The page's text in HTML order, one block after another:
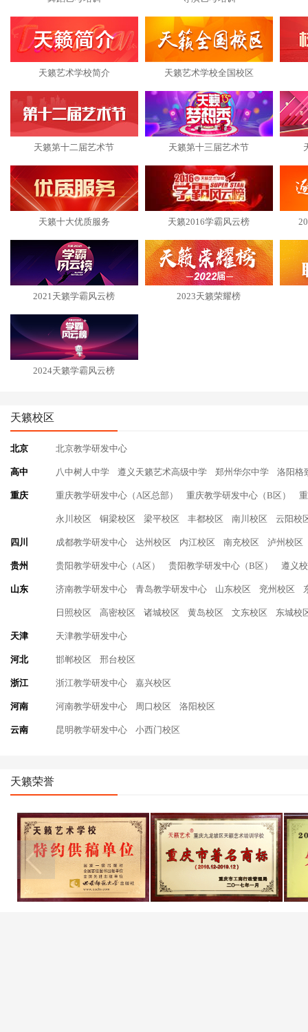
天籁艺术学校简介 天籁艺术学校全国校区
天籁第十二届艺术节 天籁第十三届艺术节
天籁十大优质服务 天籁2016学霸风云榜
2021天籁学霸风云榜 2023天籁荣耀榜
2024天籁学霸风云榜
天籁校区
北京 北京教学研发中心
高中 八中树人中学 遵义天籁艺术高级中学 郑州华尔中学 洛阳格
重庆 重庆教学研发中心（A区总部） 重庆教学研发中心（B区）
永川校区 铜梁校区 梁平校区 丰都校区 南川校区 云阳校
四川 成都教学研发中心 达州校区 内江校区 南充校区 泸州校区
贵州 贵阳教学研发中心（A区） 贵阳教学研发中心（B区） 遵义
山东 济南教学研发中心 青岛教学研发中心 山东校区 兖州校区
日照校区 高密校区 诸城校区 黄岛校区 文东校区 东城校
天津 天津教学研发中心
河北 邯郸校区 邢台校区
浙江 浙江教学研发中心 嘉兴校区
河南 河南教学研发中心 周口校区 洛阳校区
云南 昆明教学研发中心 小西门校区
天籁荣誉